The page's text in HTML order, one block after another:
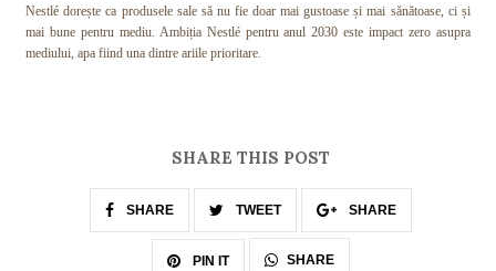
Nestlé dorește ca produsele sale să nu fie doar mai gustoase și mai sănătoase, ci și
mai bune pentru mediu. Ambiția Nestlé pentru anul 2030 este impact zero asupra
mediului, apa fiind una dintre ariile prioritare.
SHARE THIS POST
SHARE TWEET SHARE
PIN IT SHARE